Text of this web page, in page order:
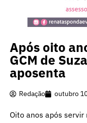
Após oito
GCM de
aposenta
Redação outubro
Oito anos após servir